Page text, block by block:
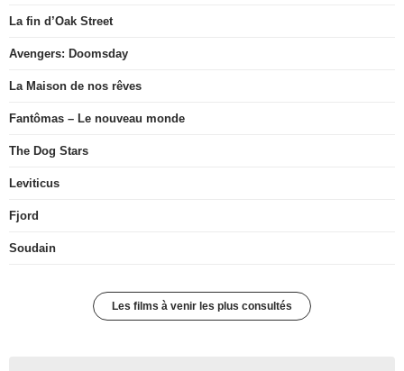
La fin d’Oak Street
Avengers: Doomsday
La Maison de nos rêves
Fantômas – Le nouveau monde
The Dog Stars
Leviticus
Fjord
Soudain
Les films à venir les plus consultés